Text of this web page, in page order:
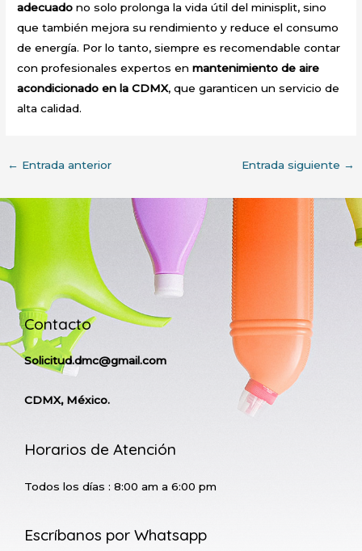
adecuado no solo prolonga la vida útil del minisplit, sino
que también mejora su rendimiento y reduce el consumo
de energía. Por lo tanto, siempre es recomendable contar
con profesionales expertos enmantenimiento de aire
acondicionado en la CDMX, que garanticen un servicio de
alta calidad.
← Entrada anterior Entrada siguiente →
Contacto
Solicitud.dmc@gmail.com
CDMX, México.
Horarios de Atención
Todos los días : 8:00 am a 6:00 pm
Escríbanos por Whatsapp